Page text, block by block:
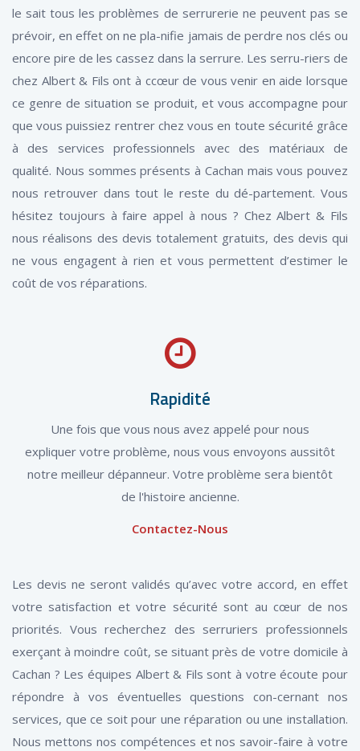
le sait tous les problèmes de serrurerie ne peuvent pas se
prévoir, en effet on ne pla-nifie jamais de perdre nos clés ou
encore pire de les cassez dans la serrure. Les serru-riers de
chez Albert & Fils ont à ccœur de vous venir en aide lorsque
ce genre de situation se produit, et vous accompagne pour
que vous puissiez rentrer chez vous en toute sécurité grâce
à des services professionnels avec des matériaux de
qualité. Nous sommes présents à Cachan mais vous pouvez
nous retrouver dans tout le reste du dé-partement. Vous
hésitez toujours à faire appel à nous ? Chez Albert & Fils
nous réalisons des devis totalement gratuits, des devis qui
ne vous engagent à rien et vous permettent d’estimer le
coût de vos réparations.
Rapidité
Une fois que vous nous avez appelé pour nous
expliquer votre problème, nous vous envoyons aussitôt
notre meilleur dépanneur. Votre problème sera bientôt
de l'histoire ancienne.
Contactez-Nous
Les devis ne seront validés qu’avec votre accord, en effet
votre satisfaction et votre sécurité sont au cœur de nos
priorités. Vous recherchez des serruriers professionnels
exerçant à moindre coût, se situant près de votre domicile à
Cachan ? Les équipes Albert & Fils sont à votre écoute pour
répondre à vos éventuelles questions con-cernant nos
services, que ce soit pour une réparation ou une installation.
Nous mettons nos compétences et nos savoir-faire à votre